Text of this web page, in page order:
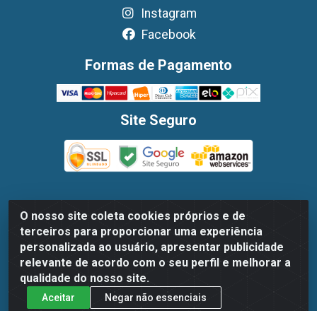
O nosso site coleta cookies próprios e de
terceiros para proporcionar uma experiência
personalizada ao usuário, apresentar publicidade
relevante de acordo com o seu perfil e melhorar a
qualidade do nosso site.
Aceitar Negar não essenciais
Instagram
Facebook
Formas de Pagamento
Site Seguro
Dispan Distribuidora de Alimentos LTDA - Avenida
Marechal Mascarenhas De Moraes, 1048- Imbiribeira,
Recife/PE - CEP 51.170-000 - CNPJ 30.779.584/0003-78